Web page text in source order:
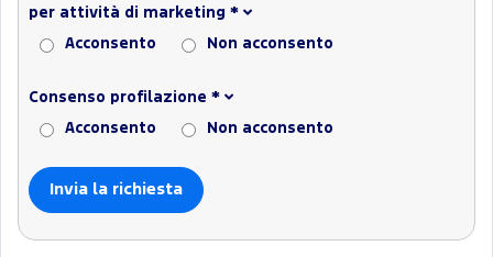
per attività di marketing *
Acconsento Non acconsento
Consenso profilazione *
Acconsento Non acconsento